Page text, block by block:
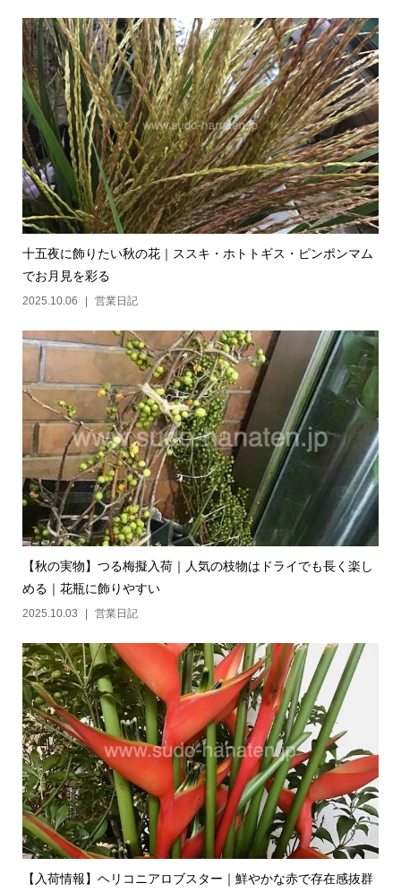
十五夜に飾りたい秋の花｜ススキ・ホトトギス・ピンポンマム
でお月見を彩る
2025.10.06 営業日記
【秋の実物】つる梅擬入荷｜人気の枝物はドライでも長く楽し
める｜花瓶に飾りやすい
2025.10.03 営業日記
【入荷情報】ヘリコニアロブスター｜鮮やかな赤で存在感抜群